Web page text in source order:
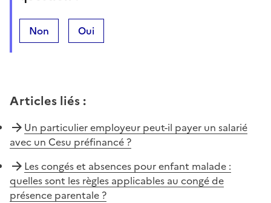
Non Oui
Articles liés :
Un particulier employeur peut-il payer un salarié
avec un Cesu préfinancé ?
Les congés et absences pour enfant malade :
quelles sont les règles applicables au congé de
présence parentale ?